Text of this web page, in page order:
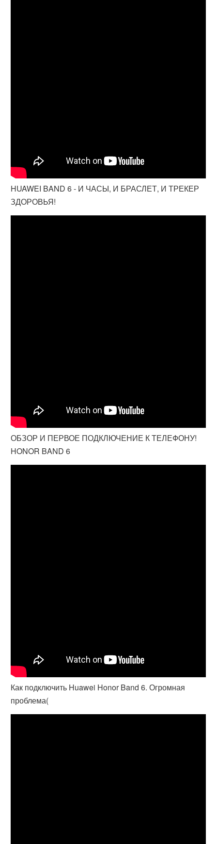
HUAWEI BAND 6 - И ЧАСЫ, И БРАСЛЕТ, И ТРЕКЕР
ЗДОРОВЬЯ!
ОБЗОР И ПЕРВОЕ ПОДКЛЮЧЕНИЕ К ТЕЛЕФОНУ!
HONOR BAND 6
Как подключить Huawei Honor Band 6. Огромная
проблема(